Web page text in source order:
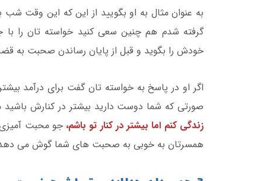
به عنوان مثال به او بگویید از این که این وقت
گرفته شدم هم چنین سعی کنید خواسته تان را با
خودش را بگوید و قبل از پایان رساندن صحبت به
اگر او در پاسخ به خواسته تان گفت برای درآمد
صورتی که شما دوست دارید بیشتر در کنارش باشید
زندگی کنم اما بیشتر در کنار تو باشم، جو محبت آمیزی
همسرتان به خوبی به صحبت های شما گوش می